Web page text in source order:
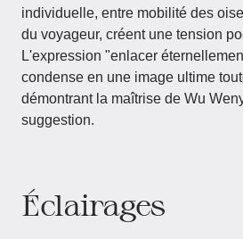
individuelle, entre mobilité des
du voyageur, créent une tension
L'expression "enlacer
condense en une image ultime
démontrant la maîtrise de Wu
suggestion.
Éclairages